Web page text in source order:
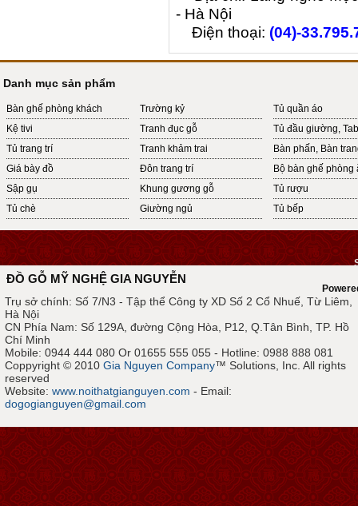
- Hà Nội
Điện thoại: (04)-
Danh mục sản phẩm
Bàn ghế phòng khách
Kệ tivi
Tủ trang trí
Giá bày đồ
Sập gụ
Tủ chè
Trường kỷ
Tranh đục gỗ
Tranh khảm trai
Đôn trang trí
Khung gương gỗ
Giường ngủ
Tủ quần áo
Tủ đầu giường,
Bàn phấn, Bàn
Bộ bàn ghế phòng
Tủ rượu
Tủ bếp
ĐỒ GỖ MỸ NGHỆ GIA NGUYỄN
Trụ sở chính: Số 7/N3 - Tập thể Công ty XD Số 2 Cổ Nhuế, Từ Liêm,
Hà Nội
CN Phía Nam: Số 129A, đường Cộng Hòa, P12, Q.Tân Bình, TP. Hồ
Chí Minh
Mobile: 0944 444 080 Or 01655 555 055 - Hotline: 0988 888 081
Coppyright © 2010 Gia Nguyen Company™ Solutions, Inc. All rights
reserved
Website: www.noithatgianguyen.com - Email:
dogogianguyen@gmail.com